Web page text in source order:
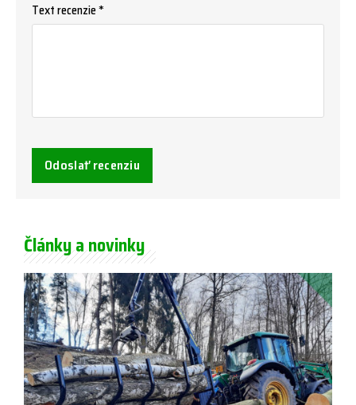
Text recenzie *
Odoslať recenziu
Články a novinky